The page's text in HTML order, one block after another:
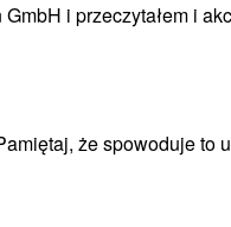
i przeczytałem i
że spowoduje to